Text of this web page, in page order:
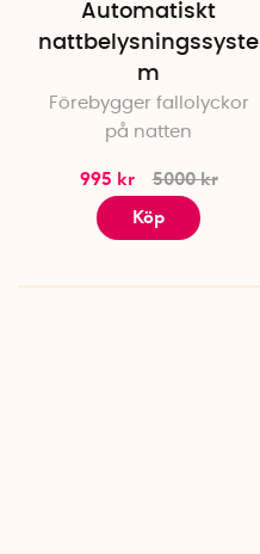
Automatiskt
nattbelysningssyste
m
Förebygger fallolyckor
på natten
995 kr
5000 kr
Köp